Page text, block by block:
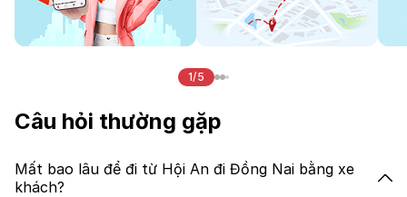
1/5
Câu hỏi thường gặp
Mất bao lâu để đi từ Hội An đi Đồng Nai bằng xe
khách?